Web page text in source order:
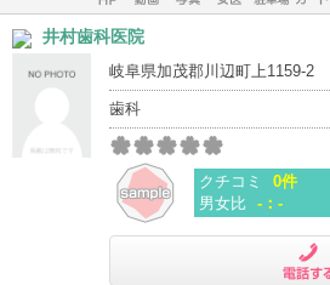
ホームペ
ージ
動画 写真 女医 駐車場
クレジッ
井村歯科医院
岐阜県加茂郡川辺町上1159-2
歯科
クチコミ
0件
男女比 -：-